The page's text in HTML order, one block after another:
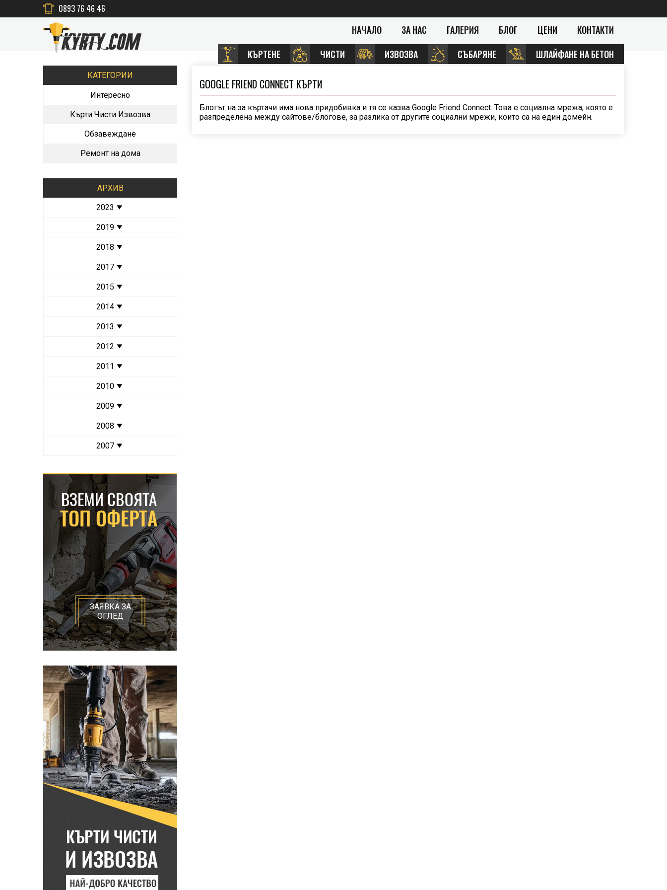
0893 76 46 46
НАЧАЛО ЗА НАС ГАЛЕРИЯ БЛОГ ЦЕНИ
КОНТАКТИ
КЪРТЕНЕ
ЧИСТИ ИЗВОЗВА СЪБАРЯНЕ ШЛАЙФАНЕ НА БЕТОН
КАТЕГОРИИ
Интересно
Кърти Чисти Извозва
Обзавеждане
Ремонт на дома
АРХИВ
2023
2019
2018
2017
2015
2014
2013
2012
2011
2010
2009
2008
2007
ЗАЯВКА ЗА
ОГЛЕД
GOOGLE FRIEND CONNECT КЪРТИ
Блогът на за къртачи има нова придобивка и тя се казва Google Friend Connect. Това е социална мрежа, която е
разпределена между сайтове/блогове, за разлика от другите социални мрежи, които са на един домейн.